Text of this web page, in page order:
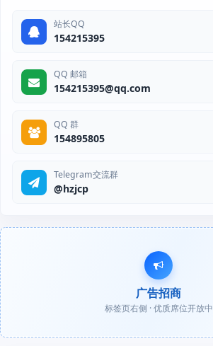
站长QQ
154215395
QQ 邮箱
154215395@qq.com
QQ 群
154895805
Telegram交流群
@hzjcp
广告招商
标签页右侧 · 优质席位开放中